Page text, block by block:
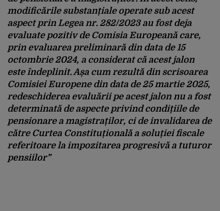
modificările substanțiale operate sub acest
aspect prin Legea nr. 282/2023 au fost deja
evaluate pozitiv de Comisia Europeană care,
prin evaluarea preliminară din data de 15
octombrie 2024, a considerat că acest jalon
este îndeplinit. Așa cum rezultă din scrisoarea
Comisiei Europene din data de 25 martie 2025,
redeschiderea evaluării pe acest jalon nu a fost
determinată de aspecte privind condițiile de
pensionare a magistraților, ci de invalidarea de
către Curtea Constituțională a soluției fiscale
referitoare la impozitarea progresivă a tuturor
pensiilor”